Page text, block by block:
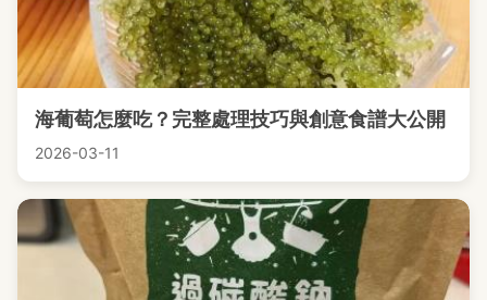
海葡萄怎麼吃？完整處理技巧與創意食譜大公開
2026-03-11